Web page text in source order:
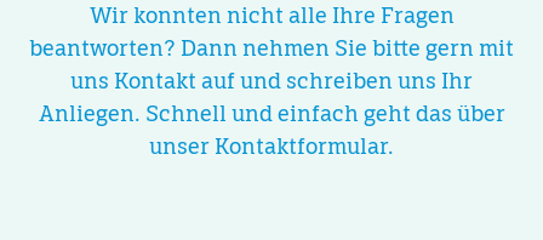
Wir konnten nicht alle Ihre Fragen
beantworten? Dann nehmen Sie bitte gern mit
uns Kontakt auf und schreiben uns Ihr
Anliegen. Schnell und einfach geht das über
unser Kontaktformular.